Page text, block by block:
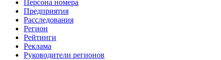
Персона номера
Предприятия
Расследования
Регион
Рейтинги
Реклама
Руководители регионов